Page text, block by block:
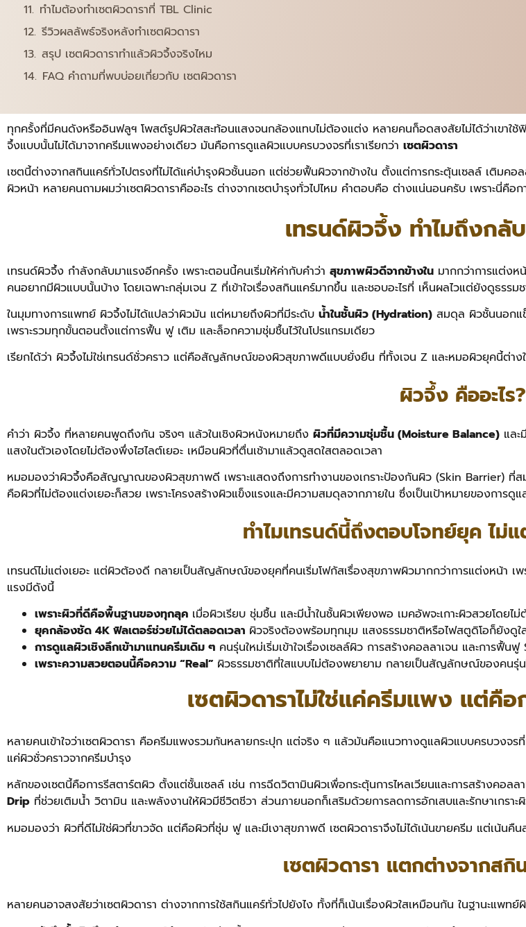
ทำไมต้องทำเซตผิวดาราที่ TBL Clinic
รีวิวผลลัพธ์จริงหลังทำเซตผิวดารา
สรุป เซตผิวดาราทำแล้วผิวจึ้งจริงไหม
FAQ คำถามที่พบบ่อยเกี่ยวกับ เซตผิวดารา
ทุกครั้งที่มีคนดังหรืออินฟลูฯ โพสต์รูปผิวใสสะท้อนแสงจนกล้องแทบไม่ต้องแต่ง หลายคนก็อดสงสัยไม่ได้ว่าเขาใ
จึ้งแบบนั้นไม่ได้มาจากครีมแพงอย่างเดียว มันคือการดูแลผิวแบบครบวงจรที่เราเรียกว่า เซตผิวดารา
เซตนี้ต่างจากสกินแคร์ทั่วไปตรงที่ไม่ได้แค่บำรุงผิวชั้นนอก แต่ช่วยฟื้นผิวจากข้างใน ตั้งแต่การกระตุ้นเซลล์ เติมค
ผิวหน้า หลายคนถามผมว่าเซตผิวดาราคืออะไร ต่างจากเซตบำรุงทั่วไปไหม คำตอบคือ ต่างแน่นอนครับ เพราะนี่คือ
เทรนด์ผิวจึ้ง ทำไมถึงกลั
เทรนด์ผิวจึ้ง กำลังกลับมาแรงอีกครั้ง เพราะตอนนี้คนเริ่มให้ค่ากับคำว่า สุขภาพผิวดีจากข้างใน มากกว่าการแต่งห
คนอยากมีผิวแบบนั้นบ้าง โดยเฉพาะกลุ่มเจน Z ที่เข้าใจเรื่องสกินแคร์มากขึ้น และชอบอะไรที่ เห็นผลไวแต่ยังดูธรรม
ในมุมทางการแพทย์ ผิวจึ้งไม่ได้แปลว่าผิวมัน แต่หมายถึงผิวที่มีระดับ น้ำในชั้นผิว (Hydration) สมดุล ผิวชั้นนอกแ
เพราะรวมทุกขั้นตอนตั้งแต่การฟื้น ฟู เติม และล็อกความชุ่มชื้นไว้ในโปรแกรมเดียว
เรียกได้ว่า ผิวจึ้งไม่ใช่เทรนด์ชั่วคราว แต่คือสัญลักษณ์ของผิวสุขภาพดีแบบยั่งยืน ที่ทั้งเจน Z และหมอผิวยุคนี้ต่า
ผิวจึ้ง คืออะไร?
คำว่า ผิวจึ้ง ที่หลายคนพูดถึงกัน จริงๆ แล้วในเชิงผิวหนังหมายถึง ผิวที่มีความชุ่มชื้น (Moisture Balance) แล
แสงในตัวเองโดยไม่ต้องพึ่งไฮไลต์เยอะ เหมือนผิวที่ตื่นเช้ามาแล้วดูสดใสตลอดเวลา
หมอมองว่าผิวจึ้งคือสัญญาณของผิวสุขภาพดี เพราะแสดงถึงการทำงานของเกราะป้องกันผิว (Skin Barrier) ที่
คือผิวที่ไม่ต้องแต่งเยอะก็สวย เพราะโครงสร้างผิวแข็งแรงและมีความสมดุลจากภายใน ซึ่งเป็นเป้าหมายของการ
ทำไมเทรนด์นี้ถึงตอบโจทย์ยุค ไม่
เทรนด์ไม่แต่งเยอะ แต่ผิวต้องดี กลายเป็นสัญลักษณ์ของยุคที่คนเริ่มโฟกัสเรื่องสุขภาพผิวมากกว่าการแต่งหน้า
แรงมีดังนี้
เพราะผิวที่ดีคือพื้นฐานของทุกลุค เมื่อผิวเรียบ ชุ่มชื้น และมีน้ำในชั้นผิวเพียงพอ เมคอัพจะเกาะผิวสวยโดยไม่
ยุคกล้องชัด 4K ฟิลเตอร์ช่วยไม่ได้ตลอดเวลา ผิวจริงต้องพร้อมทุกมุม แสงธรรมชาติหรือไฟสตูดิโอก็ยังดูใ
การดูแลผิวเชิงลึกเข้ามาแทนครีมเดิม ๆ คนรุ่นใหม่เริ่มเข้าใจเรื่องเซลล์ผิว การสร้างคอลลาเจน และการฟื้
เพราะความสวยตอนนี้คือความ “Real” ผิวธรรมชาติที่ใสแบบไม่ต้องพยายาม กลายเป็นสัญลักษณ์ของคนรุ่
เซตผิวดาราไม่ใช่แค่ครีมแพง แต่คื
หลายคนเข้าใจว่าเซตผิวดารา คือครีมแพงรวมกันหลายกระปุก แต่จริง ๆ แล้วมันคือแนวทางดูแลผิวแบบครบวงจร
แค่ผิวชั่วคราวจากครีมบำรุง
หลักของเซตนี้คือการรีสตาร์ตผิว ตั้งแต่ชั้นเซลล์ เช่น การฉีดวิตามินผิวเพื่อกระตุ้นการไหลเวียนและการสร้างคอลล
Drip ที่ช่วยเติมน้ำ วิตามิน และพลังงานให้ผิวมีชีวิตชีวา ส่วนภายนอกก็เสริมด้วยการลดการอักเสบและรักษาเกราะ
หมอมองว่า ผิวที่ดีไม่ใช่ผิวที่ขาวจัด แต่คือผิวที่ชุ่ม ฟู และมีเงาสุขภาพดี เซตผิวดาราจึงไม่ได้เน้นขายครีม แต่เน้น
เซตผิวดารา แตกต่างจากสกิ
หลายคนอาจสงสัยว่าเซตผิวดารา ต่างจากการใช้สกินแคร์ทั่วไปยังไง ทั้งที่ก็เน้นเรื่องผิวใสเหมือนกัน ในฐานะแพทย์